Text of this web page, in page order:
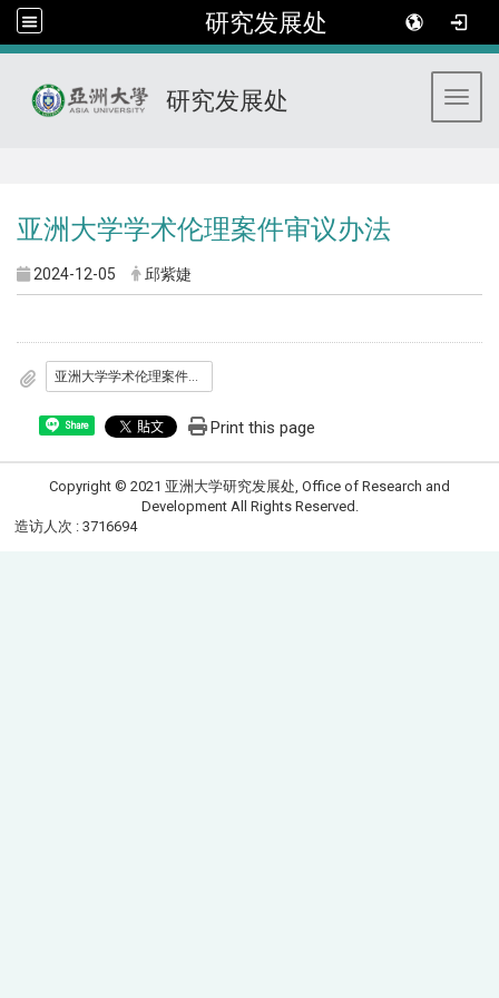
研究发展处
研究发展处
亚洲大学学术伦理案件审议办法
2024-12-05 邱紫婕
亚洲大学学术伦理案件审议办法
Share Print this page
Copyright © 2021 亚洲大学研究发展处, Office of Research and
Development All Rights Reserved.
造访人次 : 3716694